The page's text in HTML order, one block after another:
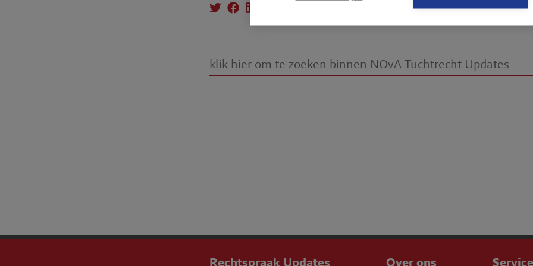
doorsturen
Rechtspraak Updates Over ons Service